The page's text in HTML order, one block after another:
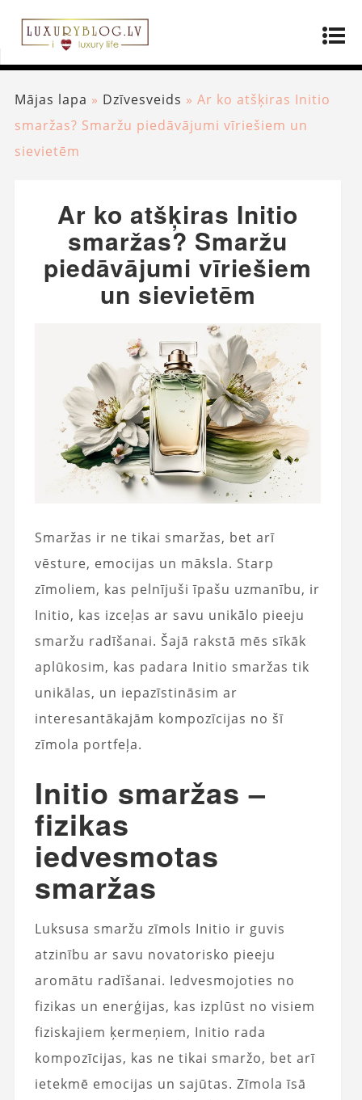
Mājas lapa » Dzīvesveids » Ar ko atšķiras Initio
smaržas? Smaržu piedāvājumi vīriešiem un
sievietēm
Ar ko atšķiras Initio
smaržas? Smaržu
piedāvājumi vīriešiem
un sievietēm
Smaržas ir ne tikai smaržas, bet arī
vēsture, emocijas un māksla. Starp
zīmoliem, kas pelnījuši īpašu uzmanību, ir
Initio, kas izceļas ar savu unikālo pieeju
smaržu radīšanai. Šajā rakstā mēs sīkāk
aplūkosim, kas padara Initio smaržas tik
unikālas, un iepazīstināsim ar
interesantākajām kompozīcijas no šī
zīmola portfeļa.
Initio smaržas –
fizikas
iedvesmotas
smaržas
Luksusa smaržu zīmols Initio ir guvis
atzinību ar savu novatorisko pieeju
aromātu radīšanai. Iedvesmojoties no
fizikas un enerģijas, kas izplūst no visiem
fiziskajiem ķermeņiem, Initio rada
kompozīcijas, kas ne tikai smaržo, bet arī
ietekmē emocijas un sajūtas. Zīmola īsā